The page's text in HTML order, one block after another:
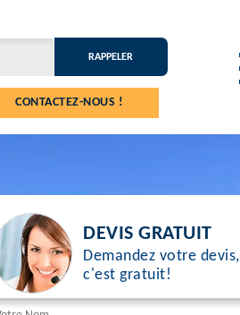
CONTACTEZ-NOUS !
DEVIS GRATUIT
Demandez votre devis,
c'est gratuit!